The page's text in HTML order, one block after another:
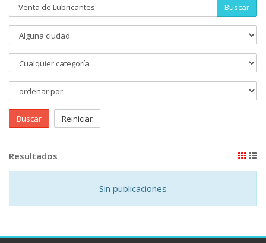
Buscar
Buscar Reiniciar
Resultados
Sin publicaciones